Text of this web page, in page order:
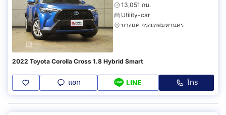
13,051 กม.
Utility-car
บางแค กรุงเทพมหานคร
2022 Toyota Corolla Cross 1.8 Hybrid Smart
แชท LINE โทร